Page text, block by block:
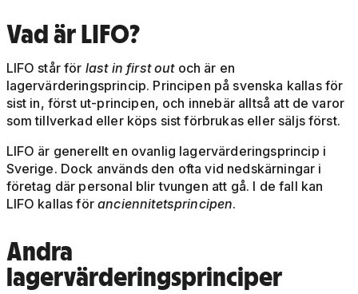
Vad är LIFO?
LIFO står för last in first out och är en
lagervärderingsprincip. Principen på svenska kallas för
sist in, först ut-principen, och innebär alltså att de varor
som tillverkad eller köps sist förbrukas eller säljs först.
LIFO är generellt en ovanlig lagervärderingsprincip i
Sverige. Dock används den ofta vid nedskärningar i
företag där personal blir tvungen att gå. I de fall kan
LIFO kallas föranciennitetsprincipen.
Andra
lagervärderingsprinciper